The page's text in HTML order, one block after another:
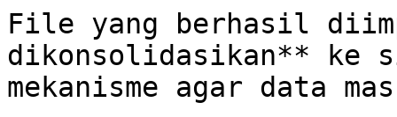
File yang berhasil
dikonsolidasikan** ke
mekanisme agar data